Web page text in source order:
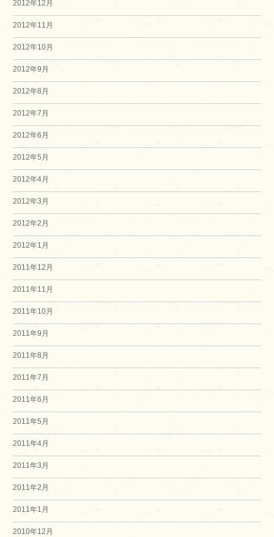
2012年12月
2012年11月
2012年10月
2012年9月
2012年8月
2012年7月
2012年6月
2012年5月
2012年4月
2012年3月
2012年2月
2012年1月
2011年12月
2011年11月
2011年10月
2011年9月
2011年8月
2011年7月
2011年6月
2011年5月
2011年4月
2011年3月
2011年2月
2011年1月
2010年12月